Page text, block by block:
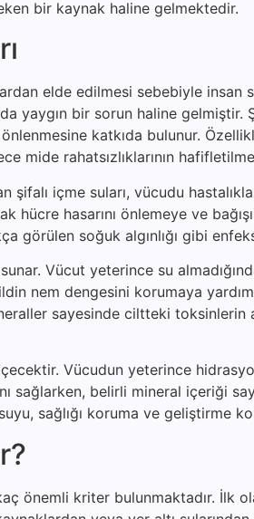
bir kaynak haline gelmektedir.
elde edilmesi sebebiyle insan
yaygın bir sorun haline gelmiştir.
katkıda bulunur.
rahatsızlıklarının
şifalı içme suları, vücudu
hasarını önlemeye ve
görülen soğuk algınlığı gibi
Vücut yeterince su
nem dengesini korumaya
sayesinde ciltteki toksinlerin
Vücudun yeterince
sağlarken, belirli mineral içeriği
sağlığı koruma ve geliştirme
önemli kriter bulunmaktadır. İlk